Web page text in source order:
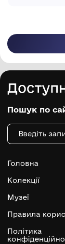
Пошук по
Головна
Колекції
Музеї
Правила
Політика